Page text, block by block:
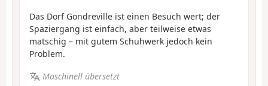
Das Dorf Gondreville ist einen Besuch wert; der
Spaziergang ist einfach, aber teilweise etwas
matschig – mit gutem Schuhwerk jedoch kein
Problem.
Maschinell übersetzt